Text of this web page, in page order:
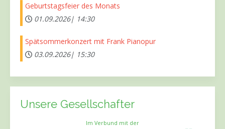
Geburtstagsfeier des Monats
01.09.2026| 14:30
Spätsommerkonzert mit Frank Pianopur
03.09.2026| 15:30
Unsere Gesellschafter
Im Verbund mit der